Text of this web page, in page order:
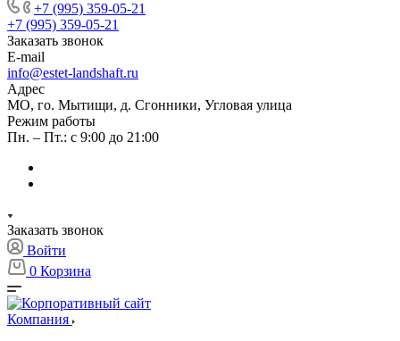
+7 (995) 359-05-21
+7 (995) 359-05-21
Заказать звонок
E-mail
info@estet-landshaft.ru
Адрес
МО, го. Мытищи, д. Сгонники, Угловая улица
Режим работы
Пн. – Пт.: с 9:00 до 21:00
Заказать звонок
Войти
0 Корзина
Компания